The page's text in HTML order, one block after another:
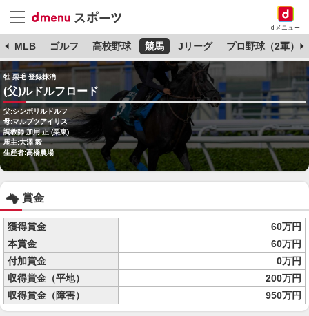
dメニュー
MLB ゴルフ 高校野球 競馬 Jリーグ プロ野球（2軍）
牡 栗毛 登録抹消
(父)ルドルフロード
父:シンボリルドルフ
母:マルブツアイリス
調教師:加用 正 (栗東)
馬主:大澤 毅
生産者:高橋農場
賞金
獲得賞金
60万円
本賞金
60万円
付加賞金
0万円
収得賞金（平地）
200万円
収得賞金（障害）
950万円